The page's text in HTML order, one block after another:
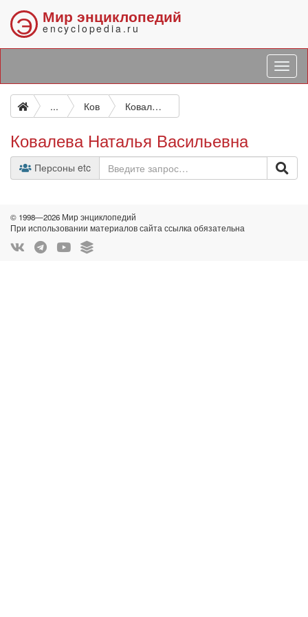
Э Мир энциклопедий
encyclopedia.ru
... Ков Ковалева Наталья Васильевна
Ковалева Наталья Васильевна
Персоны etc
© 1998—2026 Мир энциклопедий
При использовании материалов сайта ссылка обязательна